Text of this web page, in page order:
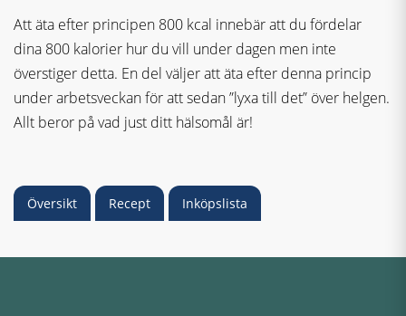
Att äta efter principen 800 kcal innebär att du fördelar
dina 800 kalorier hur du vill under dagen men inte
överstiger detta. En del väljer att äta efter denna princip
under arbetsveckan för att sedan ”lyxa till det” över helgen.
Allt beror på vad just ditt hälsomål är!
Översikt Recept Inköpslista